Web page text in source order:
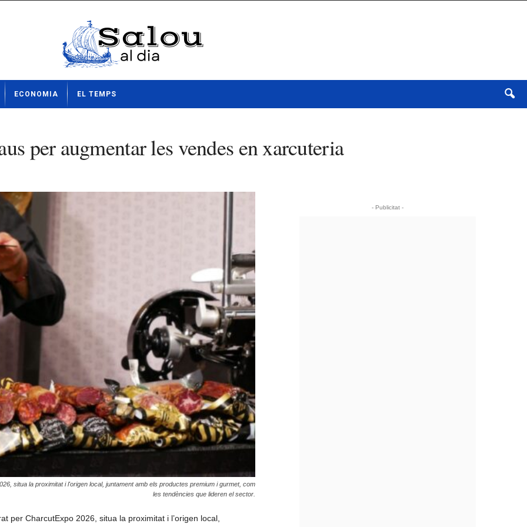
ECONOMIA EL TEMPS
per augmentar les vendes en xarcuteria
situa la proximitat i l'origen local, juntament amb els productes premium i gurmet, com
les tendències que lideren el sector.
per CharcutExpo 2026, situa la proximitat i l’origen local,
- Publicitat -